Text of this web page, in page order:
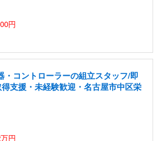
円
・コントローラーの組立スタッフ/即
支援・未経験歓迎・名古屋市中区栄
円